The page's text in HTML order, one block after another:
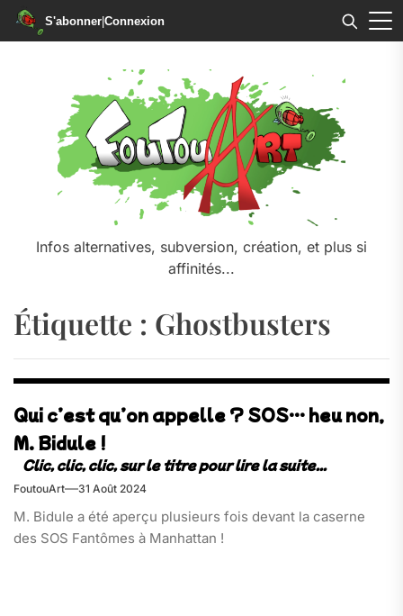
S'abonner|Connexion
Infos alternatives, subversion, création, et plus si
affinités...
Étiquette : Ghostbusters
Qui c’est qu’on appelle ? SOS… heu non,
M. Bidule !
FoutouArt 31 Août 2024
M. Bidule a été aperçu plusieurs fois devant la caserne
des SOS Fantômes à Manhattan !